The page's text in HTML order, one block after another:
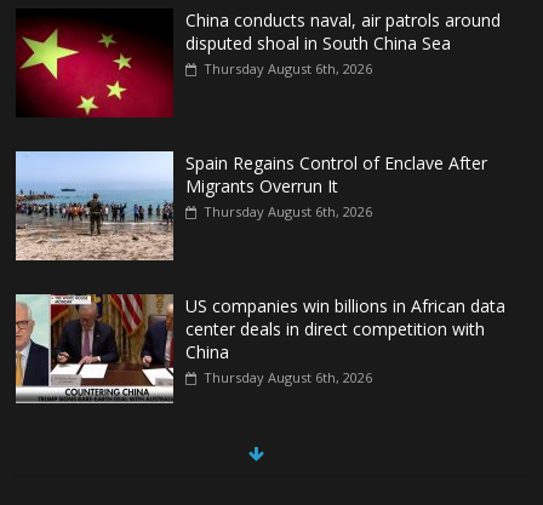
China conducts naval, air patrols around
disputed shoal in South China Sea
Thursday August 6th, 2026
Spain Regains Control of Enclave After
Migrants Overrun It
Thursday August 6th, 2026
US companies win billions in African data
center deals in direct competition with
China
Thursday August 6th, 2026
China, Russia, Iran and North Korea